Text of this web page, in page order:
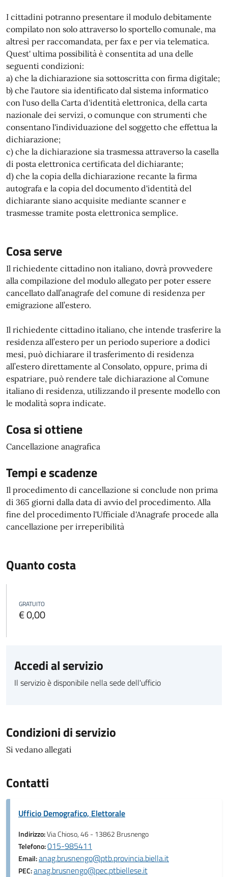
I cittadini potranno presentare il modulo debitamente
compilato non solo attraverso lo sportello comunale, ma
altresì per raccomandata, per fax e per via telematica.
Quest' ultima possibilità è consentita ad una delle
seguenti condizioni:
a) che la dichiarazione sia sottoscritta con firma digitale;
b) che l'autore sia identificato dal sistema informatico
con l'uso della Carta d'identità elettronica, della carta
nazionale dei servizi, o comunque con strumenti che
consentano l'individuazione del soggetto che effettua la
dichiarazione;
c) che la dichiarazione sia trasmessa attraverso la casella
di posta elettronica certificata del dichiarante;
d) che la copia della dichiarazione recante la firma
autografa e la copia del documento d'identità del
dichiarante siano acquisite mediante scanner e
trasmesse tramite posta elettronica semplice.
Cosa serve
Il richiedente cittadino non italiano, dovrà provvedere
alla compilazione del modulo allegato per poter essere
cancellato dall’anagrafe del comune di residenza per
emigrazione all’estero.
Il richiedente cittadino italiano, che intende trasferire la
residenza all’estero per un periodo superiore a dodici
mesi, può dichiarare il trasferimento di residenza
all’estero direttamente al Consolato, oppure, prima di
espatriare, può rendere tale dichiarazione al Comune
italiano di residenza, utilizzando il presente modello con
le modalità sopra indicate.
Cosa si ottiene
Cancellazione anagrafica
Tempi e scadenze
Il procedimento di cancellazione si conclude non prima
di 365 giorni dalla data di avvio del procedimento. Alla
fine del procedimento l'Ufficiale d'Anagrafe procede alla
cancellazione per irreperibilità
Quanto costa
GRATUITO
€ 0,00
Accedi al servizio
Il servizio è disponibile nella sede dell'ufficio
Condizioni di servizio
Si vedano allegati
Contatti
Ufficio Demografico, Elettorale
Indirizzo:Via Chioso, 46 - 13862 Brusnengo
Telefono:015-985411
Email:anag.brusnengo@ptb.provincia.biella.it
PEC:anag.brusnengo@pec.ptbiellese.it